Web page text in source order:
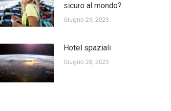
sicuro al mondo?
Giugno 29, 2023
Hotel spaziali
Giugno 28, 2023